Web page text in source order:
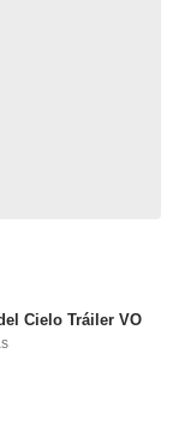
Cielo Tráiler VO